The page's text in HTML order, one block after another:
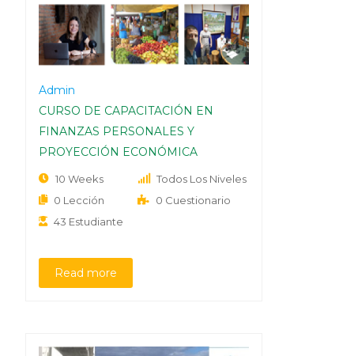
Admin
CURSO DE CAPACITACIÓN EN
FINANZAS PERSONALES Y
PROYECCIÓN ECONÓMICA
10 Weeks
Todos Los Niveles
0 Lección
0 Cuestionario
43 Estudiante
Read more